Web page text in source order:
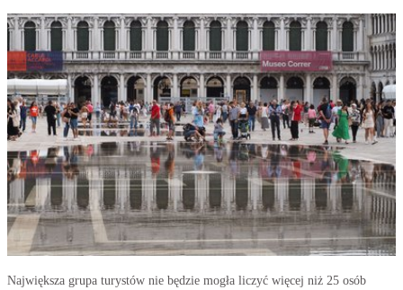
Największa grupa turystów nie będzie mogła liczyć więcej niż 25 osób